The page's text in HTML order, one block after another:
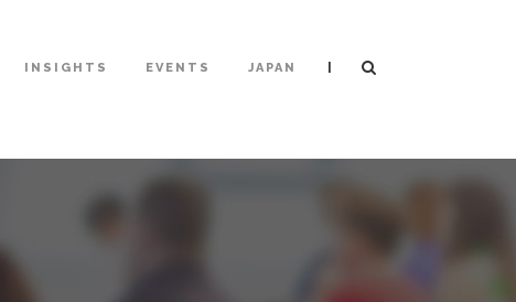
INSIGHTS EVENTS JAPAN |